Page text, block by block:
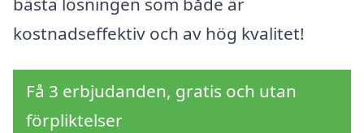
kostnadseffektiv och av hög kvalitet!
Få 3 erbjudanden, gratis och utan
förpliktelser